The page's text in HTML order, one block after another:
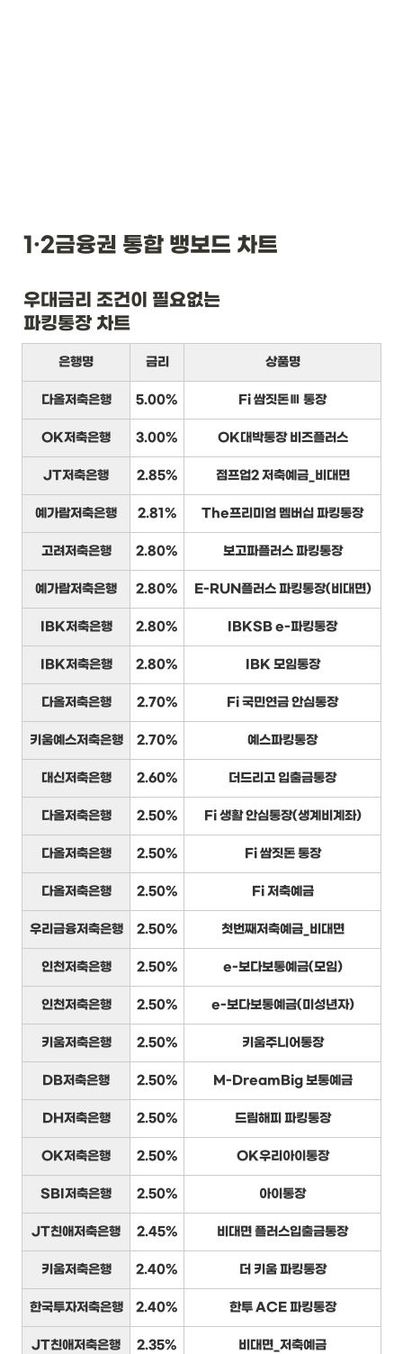
1·2금융권 통합 뱅보드 차트
우대금리 조건이 필요없는
파킹통장 차트
은행명 금리 상품명
다올저축은행 5.00% Fi 쌈짓돈Ⅲ 통장
OK저축은행 3.00% OK대박통장 비즈플러스
JT저축은행 2.85% 점프업2 저축예금_비대면
예가람저축은행 2.81% The프리미엄 멤버십 파킹통장
고려저축은행 2.80% 보고파플러스 파킹통장
예가람저축은행 2.80% E-RUN플러스 파킹통장(비대면)
IBK저축은행 2.80% IBKSB e-파킹통장
IBK저축은행 2.80% IBK 모임통장
다올저축은행 2.70% Fi 국민연금 안심통장
키움예스저축은행 2.70% 예스파킹통장
대신저축은행 2.60% 더드리고 입출금통장
다올저축은행 2.50% Fi 생활 안심통장(생계비계좌)
다올저축은행 2.50% Fi 쌈짓돈 통장
다올저축은행 2.50% Fi 저축예금
우리금융저축은행 2.50% 첫번째저축예금_비대면
인천저축은행 2.50% e-보다보통예금(모임)
인천저축은행 2.50% e-보다보통예금(미성년자)
키움저축은행 2.50% 키움주니어통장
DB저축은행 2.50% M-DreamBig 보통예금
DH저축은행 2.50% 드림해피 파킹통장
OK저축은행 2.50% OK우리아이통장
SBI저축은행 2.50% 아이통장
JT친애저축은행 2.45% 비대면 플러스입출금통장
키움저축은행 2.40% 더 키움 파킹통장
한국투자저축은행 2.40% 한투 ACE 파킹통장
JT친애저축은행 2.35% 비대면_저축예금